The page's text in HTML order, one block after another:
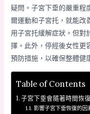
疑問。子宮下垂的嚴重程
爾運動和子宮托，就能改
用子宮托緩解症狀。但對
擇。此外，停經後女性更
預防措施，以確保整體健
Table of Contents
子宮下垂會隨著時間恢
影響子宮下垂恢復的因